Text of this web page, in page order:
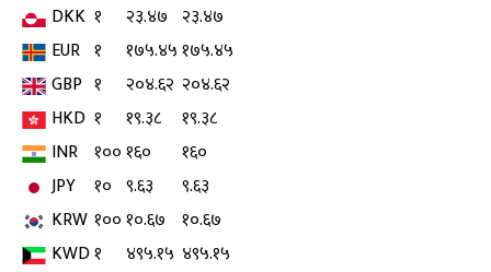
DKK १ २३.४७ २३.४७
EUR १ १७५.४५१७५.४५
GBP १ २०४.६२ २०४.६२
HKD १ १९.३८
१९.३८
INR १००१६०
१६०
JPY
१० ९.६३
९.६३
KRW १००१०.६७ १०.६७
KWD१ ४९५.१५ ४९५.१५